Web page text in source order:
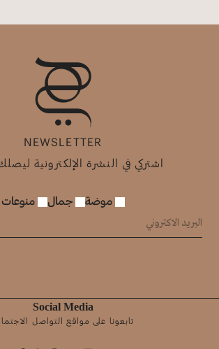
NEWSLETTER
اشتركي في النشرة الإلكترونية
موضة جمال منوعات
Social Media
تابعونا على مواقع التواصل